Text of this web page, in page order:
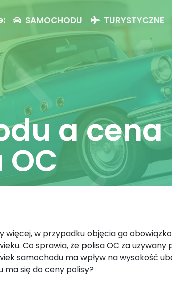
SAMOCHODU TURYSTYCZNE
a cena
więcej, w przypadku objęcia go
Co sprawia, że polisa OC za
samochodu ma wpływ na wysokość
ma się do ceny polisy?